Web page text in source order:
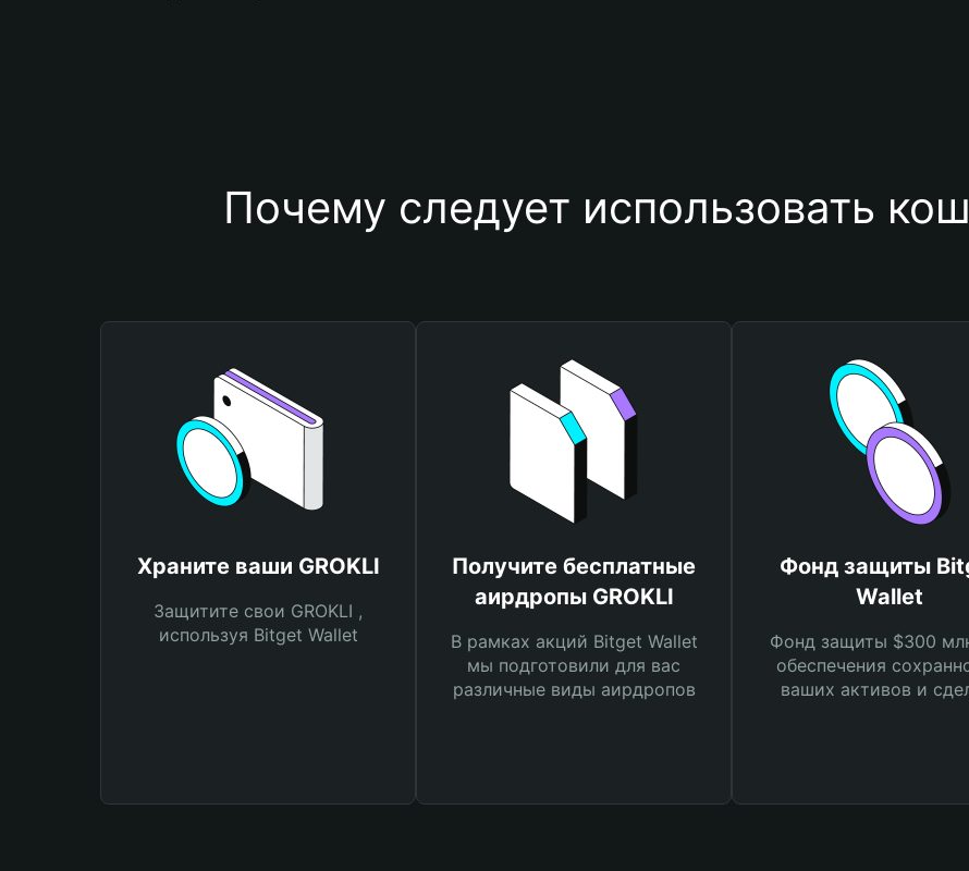
Почему следует использовать
Храните ваши GROKLI
Защитите свои GROKLI ,
используя Bitget Wallet
Получите бесплатные
аирдропы GROKLI
В рамках акций Bitget Wallet
мы подготовили для вас
различные виды аирдропов
Фонд защиты
Wallet
Фонд защиты $300
обеспечения
ваших активов и